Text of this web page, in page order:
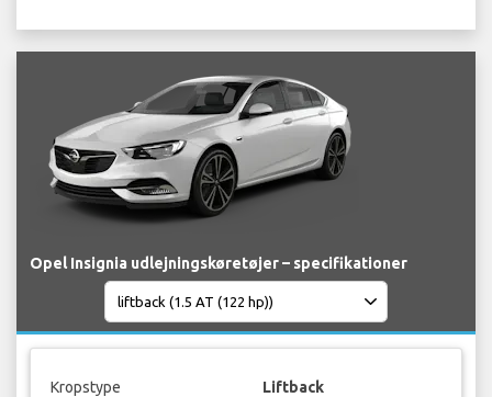
Opel Insignia udlejningskøretøjer – specifikationer
Kropstype Liftback